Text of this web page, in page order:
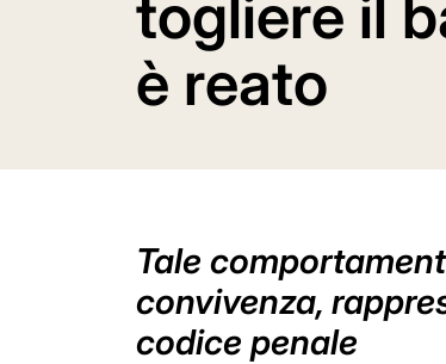
togliere il
è reato
Tale
convivenza,
codice penale